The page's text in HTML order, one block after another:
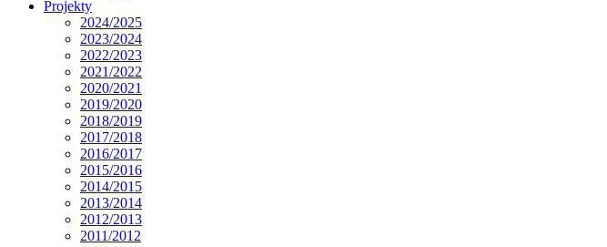
Projekty
2024/2025
2023/2024
2022/2023
2021/2022
2020/2021
2019/2020
2018/2019
2017/2018
2016/2017
2015/2016
2014/2015
2013/2014
2012/2013
2011/2012